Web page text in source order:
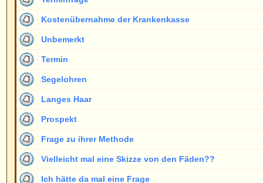
Frage zu ihrer Methode
Vielleicht mal eine Skizze von den Fäden??
Ich hätte da mal eine Frage
frage wegen fäden
doch Kostenübernahme möglich? Und OP-technische Frage
Abstehende Ohren ?
paar fragen
Ab Wann wieder Dampfbad??
Völlig unsicher
Fragen
Ab wann wieder Schlafen wie vorher?
Nachteile der Fadenmethode?